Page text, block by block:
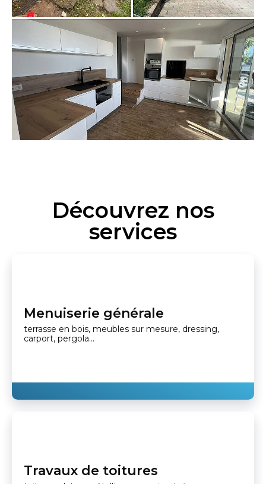
Découvrez nos
services
Menuiserie générale
terrasse en bois, meubles sur mesure, dressing,
carport, pergola...
Travaux de toitures